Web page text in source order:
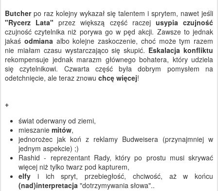
Butcherpo raz kolejny wykazał się talentem i sprytem, nawet jeśli
"Rycerz Lata" przez większą część raczej usypia czujność
czujność czytelnika niż porywa go w pęd akcji. Zawsze to jednak
jakaś odmiana albo kolejne zaskoczenie, choć może tym razem
nie miałam czasu wystarczająco się skupić. Eskalacja konfliktu
rekompensuje jednak marazm głównego bohatera, który udziela
się czytelnikowi. Czwarta część była dobrym pomysłem na
odetchnięcie, ale teraz znowu chcę więcej!
+
świat oderwany od ziemi,
mieszanie mitów,
jednorożec jak koń z reklamy Budweisera (przynajmniej w
jednym aspekcie) ;)
Rashid - reprezentant Rady, który po prostu musi skrywać
więcej niż tylko twarz pod kapturem,
elfy i ich spryt, przebiegłość, chciwość, aż w końcu
(nad)interpretacja "dotrzymywania słowa"..